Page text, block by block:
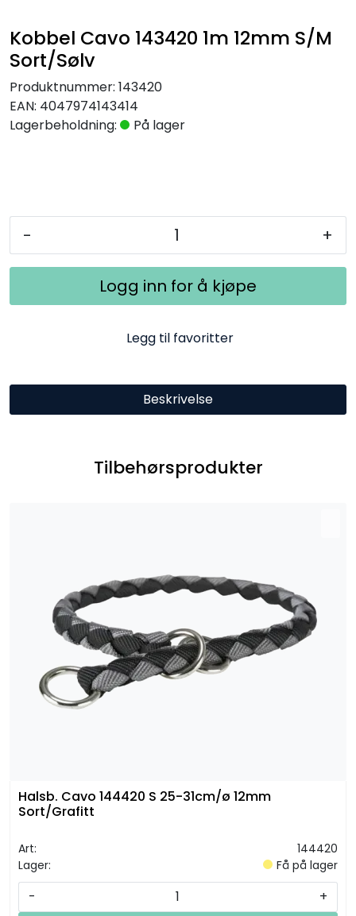
Kobbel Cavo 143420 1m 12mm S/M
Sort/Sølv
Produktnummer: 143420
EAN: 4047974143414
Lagerbeholdning:
På lager
- +
Logg inn for å kjøpe
Legg til favoritter
Beskrivelse
Tilbehørsprodukter
Halsb. Cavo 144420 S 25-31cm/ø 12mm
Sort/Grafitt
Art:
144420
Lager:
Få på lager
-
+